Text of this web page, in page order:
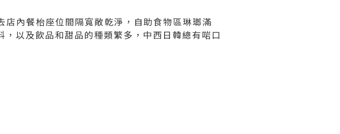
內餐枱座位間隔寬敞乾淨，自助食物區琳瑯滿
以及飲品和甜品的種類繁多，中西日韓總有啱口